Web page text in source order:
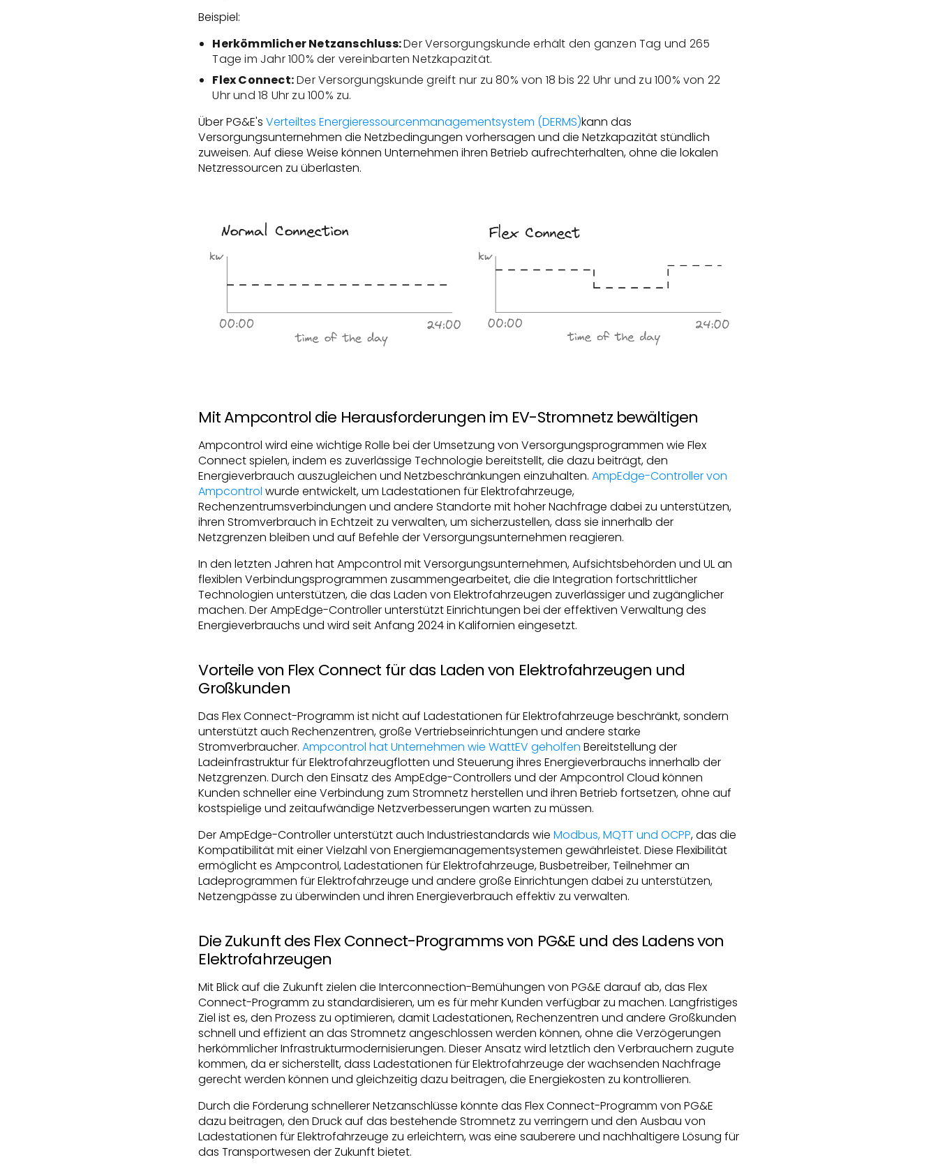
Beispiel:
Herkömmlicher Netzanschluss:Der Versorgungskunde erhält den ganzen Tag und 265
Tage im Jahr 100% der vereinbarten Netzkapazität.
Flex Connect:Der Versorgungskunde greift nur zu 80% von 18 bis 22 Uhr und zu 100% von 22
Uhr und 18 Uhr zu 100% zu.
Über PG&E'sVerteiltes Energieressourcenmanagementsystem (DERMS)kann das
Versorgungsunternehmen die Netzbedingungen vorhersagen und die Netzkapazität stündlich
zuweisen. Auf diese Weise können Unternehmen ihren Betrieb aufrechterhalten, ohne die lokalen
Netzressourcen zu überlasten.
Mit Ampcontrol die Herausforderungen im EV-Stromnetz bewältigen
Ampcontrol wird eine wichtige Rolle bei der Umsetzung von Versorgungsprogrammen wie Flex
Connect spielen, indem es zuverlässige Technologie bereitstellt, die dazu beiträgt, den
Energieverbrauch auszugleichen und Netzbeschränkungen einzuhalten.AmpEdge-Controller von
Ampcontrol wurde entwickelt, um Ladestationen für Elektrofahrzeuge,
Rechenzentrumsverbindungen und andere Standorte mit hoher Nachfrage dabei zu unterstützen,
ihren Stromverbrauch in Echtzeit zu verwalten, um sicherzustellen, dass sie innerhalb der
Netzgrenzen bleiben und auf Befehle der Versorgungsunternehmen reagieren.
In den letzten Jahren hat Ampcontrol mit Versorgungsunternehmen, Aufsichtsbehörden und UL an
flexiblen Verbindungsprogrammen zusammengearbeitet, die die Integration fortschrittlicher
Technologien unterstützen, die das Laden von Elektrofahrzeugen zuverlässiger und zugänglicher
machen. Der AmpEdge-Controller unterstützt Einrichtungen bei der effektiven Verwaltung des
Energieverbrauchs und wird seit Anfang 2024 in Kalifornien eingesetzt.
Vorteile von Flex Connect für das Laden von Elektrofahrzeugen und
Großkunden
Das Flex Connect-Programm ist nicht auf Ladestationen für Elektrofahrzeuge beschränkt, sondern
unterstützt auch Rechenzentren, große Vertriebseinrichtungen und andere starke
Stromverbraucher.Ampcontrol hat Unternehmen wie WattEV geholfen Bereitstellung der
Ladeinfrastruktur für Elektrofahrzeugflotten und Steuerung ihres Energieverbrauchs innerhalb der
Netzgrenzen. Durch den Einsatz des AmpEdge-Controllers und der Ampcontrol Cloud können
Kunden schneller eine Verbindung zum Stromnetz herstellen und ihren Betrieb fortsetzen, ohne auf
kostspielige und zeitaufwändige Netzverbesserungen warten zu müssen.
Der AmpEdge-Controller unterstützt auch Industriestandards wieModbus, MQTT und OCPP, das die
Kompatibilität mit einer Vielzahl von Energiemanagementsystemen gewährleistet. Diese Flexibilität
ermöglicht es Ampcontrol, Ladestationen für Elektrofahrzeuge, Busbetreiber, Teilnehmer an
Ladeprogrammen für Elektrofahrzeuge und andere große Einrichtungen dabei zu unterstützen,
Netzengpässe zu überwinden und ihren Energieverbrauch effektiv zu verwalten.
Die Zukunft des Flex Connect-Programms von PG&E und des Ladens von
Elektrofahrzeugen
Mit Blick auf die Zukunft zielen die Interconnection-Bemühungen von PG&E darauf ab, das Flex
Connect-Programm zu standardisieren, um es für mehr Kunden verfügbar zu machen. Langfristiges
Ziel ist es, den Prozess zu optimieren, damit Ladestationen, Rechenzentren und andere Großkunden
schnell und effizient an das Stromnetz angeschlossen werden können, ohne die Verzögerungen
herkömmlicher Infrastrukturmodernisierungen. Dieser Ansatz wird letztlich den Verbrauchern zugute
kommen, da er sicherstellt, dass Ladestationen für Elektrofahrzeuge der wachsenden Nachfrage
gerecht werden können und gleichzeitig dazu beitragen, die Energiekosten zu kontrollieren.
Durch die Förderung schnellerer Netzanschlüsse könnte das Flex Connect-Programm von PG&E
dazu beitragen, den Druck auf das bestehende Stromnetz zu verringern und den Ausbau von
Ladestationen für Elektrofahrzeuge zu erleichtern, was eine sauberere und nachhaltigere Lösung für
das Transportwesen der Zukunft bietet.